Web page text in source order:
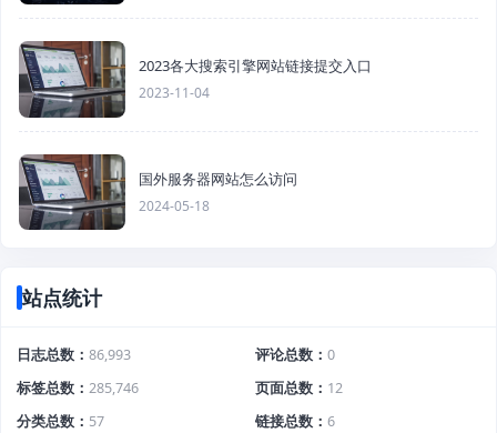
2023各大搜索引擎网站链接提交入口
2023-11-04
国外服务器网站怎么访问
2024-05-18
站点统计
日志总数 86,993 评论总数
0
标签总数
285,746 页面总数
12
分类总数
57 链接总数
6